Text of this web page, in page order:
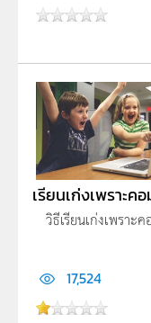
เรียนเก่งเพราะค
วิธีเรียนเก่งเพรา
17,524